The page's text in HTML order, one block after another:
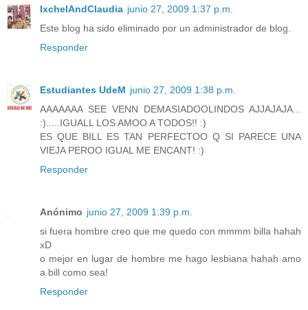
IxchelAndClaudia junio 27, 2009 1:37 p.m.
Este blog ha sido eliminado por un administrador de blog.
Responder
Estudiantes UdeM junio 27, 2009 1:38 p.m.
AAAAAAA SEE VENN DEMASIADOOLINDOS AJJAJAJA...
:).....IGUALL LOS AMOO A TODOS!! :)
ES QUE BILL ES TAN PERFECTOO Q SI PARECE UNA
VIEJA PEROO IGUAL ME ENCANT! :)
Responder
Anónimo junio 27, 2009 1:39 p.m.
si fuera hombre creo que me quedo con mmmm billa hahah
xD
o mejor en lugar de hombre me hago lesbiana hahah amo
a bill como sea!
Responder